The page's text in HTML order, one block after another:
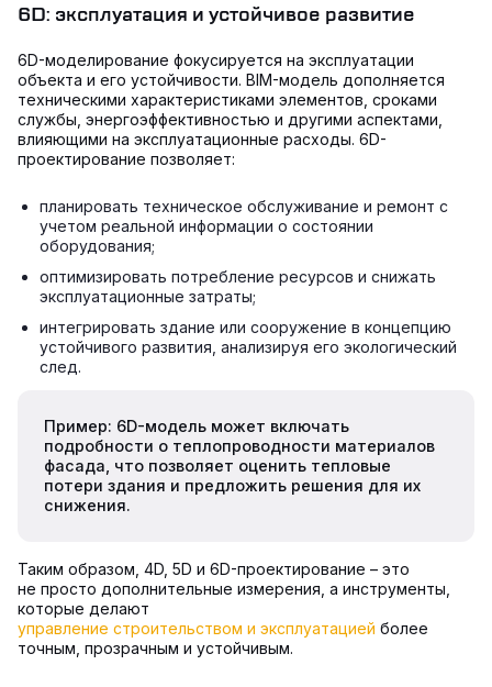
6D: эксплуатация и устойчивое развитие
6D-моделирование фокусируется на эксплуатации
объекта и его устойчивости. BIM-модель дополняется
техническими характеристиками элементов, сроками
службы, энергоэффективностью и другими аспектами,
влияющими на эксплуатационные расходы. 6D-
проектирование позволяет:
планировать техническое обслуживание и ремонт с
учетом реальной информации о состоянии
оборудования;
оптимизировать потребление ресурсов и снижать
эксплуатационные затраты;
интегрировать здание или сооружение в концепцию
устойчивого развития, анализируя его экологический
след.
Пример: 6D-модель может включать
подробности о теплопроводности материалов
фасада, что позволяет оценить тепловые
потери здания и предложить решения для их
снижения.
Таким образом, 4D, 5D и 6D-проектирование – это
не просто дополнительные измерения, а инструменты,
которые делают
управление строительством и эксплуатацией более
точным, прозрачным и устойчивым.